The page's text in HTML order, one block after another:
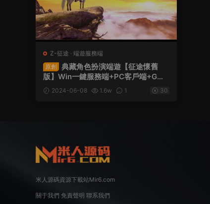
Z-征途 · 端遊服務端
原創
典藏角色扮演端遊【征途懷舊
版】Win一鍵服務端+PC客戶端+GM
工具+視頻架設教程
2024-06-08 1.6w 1 30
米人源碼資源下載站Mir6.com
關于我們 免責聲明 聯系我們